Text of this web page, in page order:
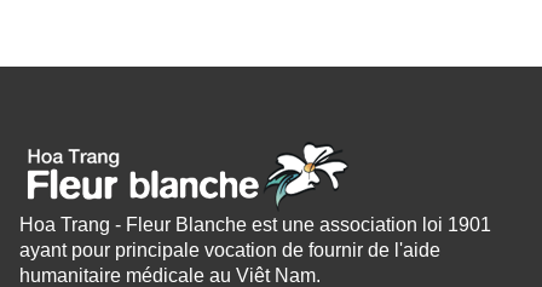
Hoa Trang - Fleur Blanche est une association loi 1901
ayant pour principale vocation de fournir de l'aide
humanitaire médicale au Viêt Nam.